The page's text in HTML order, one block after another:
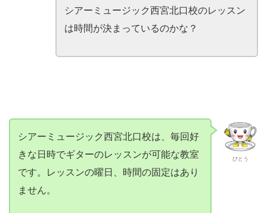
シアーミュージック西宮北口校のレッスン
は時間が決まっているのかな？
びとう
シアーミュージック西宮北口校は、毎回好
きな日時でギターのレッスンが可能な教室
です。レッスンの曜日、時間の固定はあり
ません。